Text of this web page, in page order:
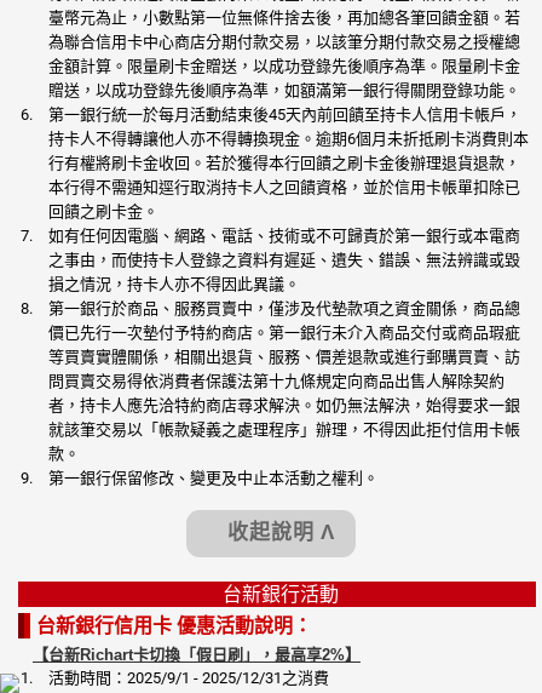
臺幣元為止，小數點第一位無條件捨去後，再加總各筆回饋金額。若
為聯合信用卡中心商店分期付款交易，以該筆分期付款交易之授權總
金額計算。限量刷卡金贈送，以成功登錄先後順序為準。限量刷卡金
贈送，以成功登錄先後順序為準，如額滿第一銀行得關閉登錄功能。
第一銀行統一於每月活動結束後45天內前回饋至持卡人信用卡帳戶，
持卡人不得轉讓他人亦不得轉換現金。逾期6個月未折抵刷卡消費則本
行有權將刷卡金收回。若於獲得本行回饋之刷卡金後辦理退貨退款，
本行得不需通知逕行取消持卡人之回饋資格，並於信用卡帳單扣除已
回饋之刷卡金。
如有任何因電腦、網路、電話、技術或不可歸責於第一銀行或本電商
之事由，而使持卡人登錄之資料有遲延、遺失、錯誤、無法辨識或毀
損之情況，持卡人亦不得因此異議。
第一銀行於商品、服務買賣中，僅涉及代墊款項之資金關係，商品總
價已先行一次墊付予特約商店。第一銀行未介入商品交付或商品瑕疵
等買賣實體關係，相關出退貨、服務、價差退款或進行郵購買賣、訪
問買賣交易得依消費者保護法第十九條規定向商品出售人解除契約
者，持卡人應先洽特約商店尋求解決。如仍無法解決，始得要求一銀
就該筆交易以「帳款疑義之處理程序」辦理，不得因此拒付信用卡帳
款。
第一銀行保留修改、變更及中止本活動之權利。
收起說明 Λ
台新銀行活動
台新銀行信用卡 優惠活動說明：
【台新Richart卡切換「假日刷」，最高享2%】
活動時間：2025/9/1 - 2025/12/31之消費